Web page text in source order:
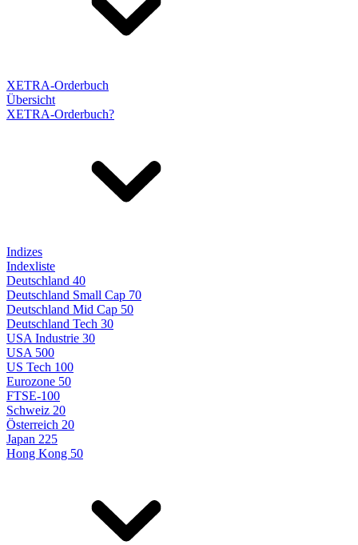
XETRA-Orderbuch
Übersicht
XETRA-Orderbuch?
Indizes
Indexliste
Deutschland 40
Deutschland Small Cap 70
Deutschland Mid Cap 50
Deutschland Tech 30
USA Industrie 30
USA 500
US Tech 100
Eurozone 50
FTSE-100
Schweiz 20
Österreich 20
Japan 225
Hong Kong 50